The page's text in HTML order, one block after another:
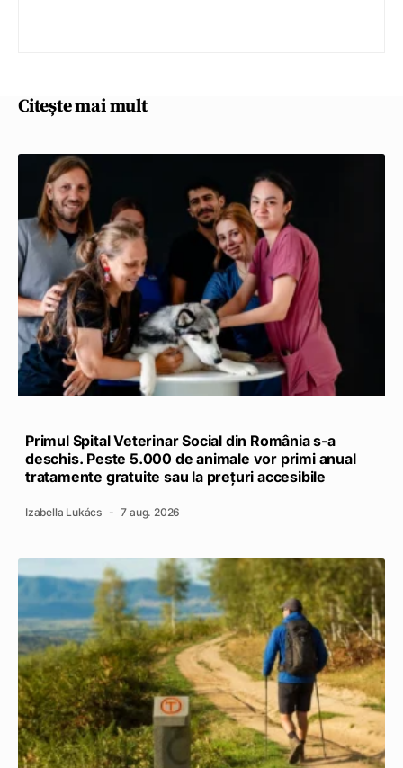
Citește mai mult
Primul Spital Veterinar Social din România s-a
deschis. Peste 5.000 de animale vor primi anual
tratamente gratuite sau la prețuri accesibile
Izabella Lukács 7 aug. 2026